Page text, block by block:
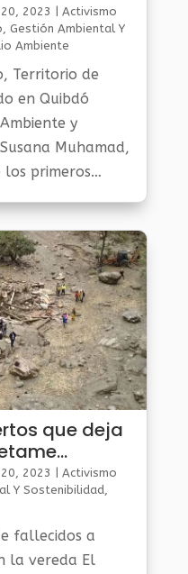
2023
Activismo
Gestión Ambiental Y
Ambiente
Territorio de
en Quibdó
y
Muhamad,
primeros
que deja
2023
Activismo
Y Sostenibilidad
fallecidos a
la vereda El